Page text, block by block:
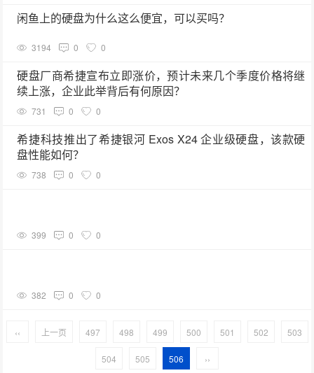
闲鱼上的硬盘为什么这么便宜，可以买吗？
3194 0 0
硬盘厂商希捷宣布立即涨价，预计未来几个季度价格将继
续上涨，企业此举背后有何原因？
731 0 0
希捷科技推出了希捷银河 Exos X24 企业级硬盘，该款硬
盘性能如何？
738 0 0
399 0 0
382 0 0
‹‹ 上一页 497 498 499 500 501 502 503
504 505 506 ››